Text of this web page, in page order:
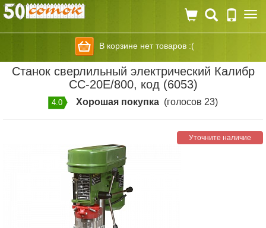
В корзине нет товаров :(
Станок сверлильный электрический Калибр
СС-20E/800, код (6053)
4.0 Хорошая покупка (голосов 23)
Уточните наличие